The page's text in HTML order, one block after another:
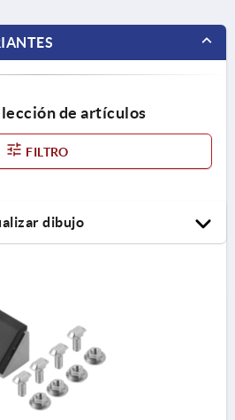
de artículos
FILTRO
dibujo